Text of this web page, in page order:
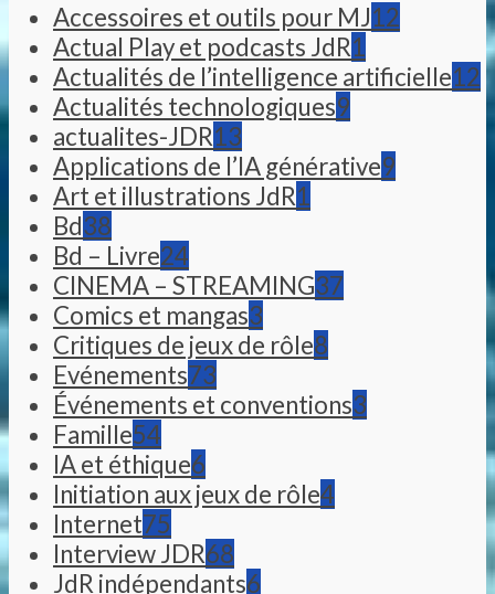
Accessoires et outils pour MJ12
Actual Play et podcasts JdR1
Actualités de l’intelligence artificielle12
Actualités technologiques9
actualites-JDR13
Applications de l’IA générative9
Art et illustrations JdR1
Bd38
Bd – Livre24
CINEMA – STREAMING37
Comics et mangas3
Critiques de jeux de rôle8
Evénements73
Événements et conventions3
Famille54
IA et éthique6
Initiation aux jeux de rôle4
Internet75
Interview JDR68
JdR indépendants6